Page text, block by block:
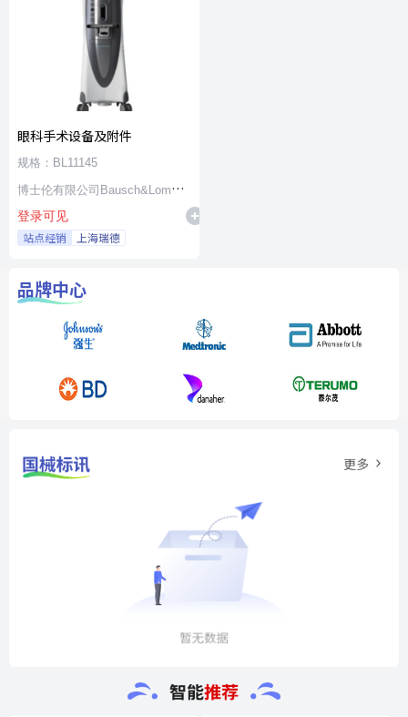
眼科手术设备及附件
规格：BL11145
博士伦有限公司Bausch&Lomb
Incorporated
登录可见
站点经销 上海瑞德
品牌中心